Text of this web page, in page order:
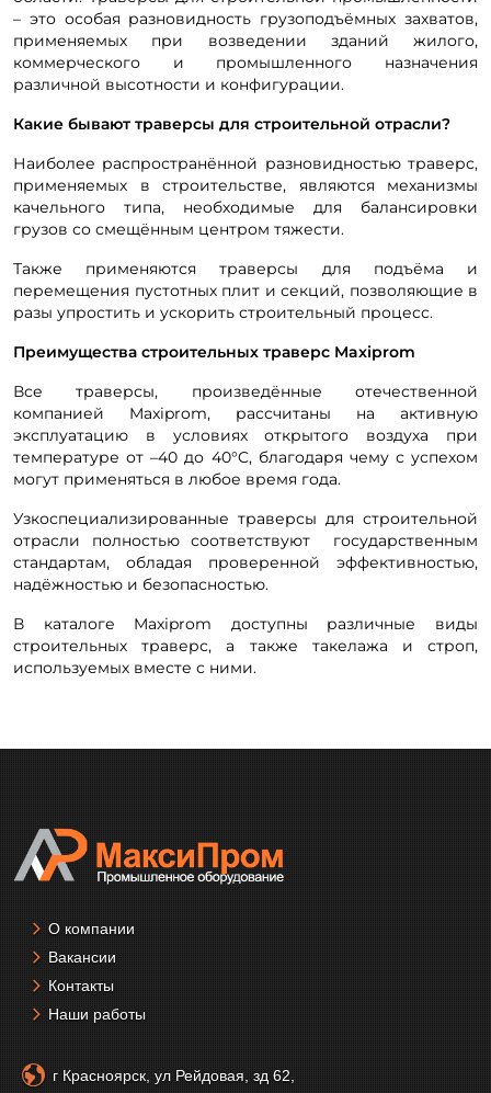
– это особая разновидность грузоподъёмных захватов,
применяемых при возведении зданий жилого,
коммерческого и промышленного назначения
различной высотности и конфигурации.
Какие бывают траверсы для строительной отрасли?
Наиболее распространённой разновидностью траверс,
применяемых в строительстве, являются механизмы
качельного типа, необходимые для балансировки
грузов со смещённым центром тяжести.
Также применяются траверсы для подъёма и
перемещения пустотных плит и секций, позволяющие в
разы упростить и ускорить строительный процесс.
Преимущества строительных траверс Maxiprom
Все траверсы, произведённые отечественной
компанией Maxiprom, рассчитаны на активную
эксплуатацию в условиях открытого воздуха при
температуре от –40 до 40°C, благодаря чему с успехом
могут применяться в любое время года.
Узкоспециализированные траверсы для строительной
отрасли полностью соответствуют государственным
стандартам, обладая проверенной эффективностью,
надёжностью и безопасностью.
В каталоге Maxiprom доступны различные виды
строительных траверс, а также такелажа и строп,
используемых вместе с ними.
О компании
Вакансии
Контакты
Наши работы
г Красноярск, ул Рейдовая, зд 62,